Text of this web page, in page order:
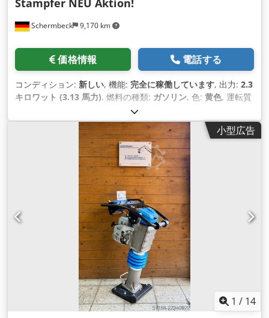
Schermbeck 9,170 km
Stampfer NEU Aktion!
価格情報 電話する
コンディション: 新しい, 機能: 完全に稼働しています, 出力: 2.3
キロワット (3.13 馬力), 燃料の種類: ガソリン, 色: 黄色, 運転質
, 製造年:
小型広告
1 / 14